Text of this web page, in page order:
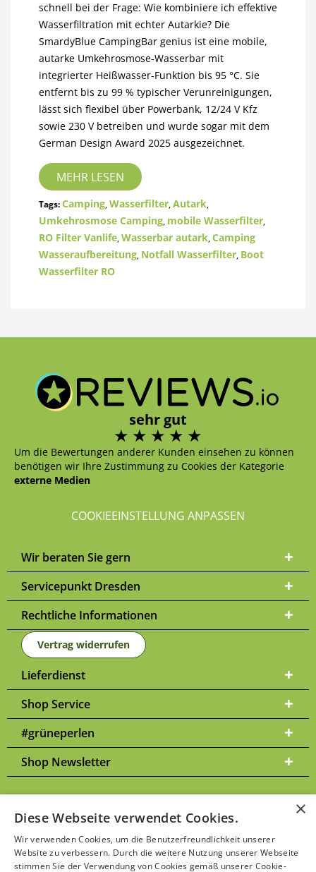
schnell bei der Frage: Wie kombiniere ich effektive
Wasserfiltration mit echter Autarkie? Die
SmardyBlue CampingBar genius ist eine mobile,
autarke Umkehrosmose-Wasserbar mit
integrierter Heißwasser-Funktion bis 95 °C. Sie
entfernt bis zu 99 % typischer Verunreinigungen,
lässt sich flexibel über Powerbank, 12/24 V Kfz
sowie 230 V betreiben und wurde sogar mit dem
German Design Award 2025 ausgezeichnet.
MEHR LESEN
Tags:Camping,Wasserfilter,Autark,
Umkehrosmose Camping, mobile Wasserfilter,
RO Filter Vanlife,Wasserbar autark,Camping
Wasseraufbereitung, Notfall Wasserfilter, Boot
Wasserfilter RO
sehr gut
Um die Bewertungen anderer Kunden einsehen zu können
benötigen wir Ihre Zustimmung zu Cookies der Kategorie
externe Medien
COOKIEEINSTELLUNG ANPASSEN
Wir beraten Sie gern
Servicepunkt Dresden
Rechtliche Informationen
Vertrag widerrufen
Lieferdienst
Shop Service
#grüneperlen
Shop Newsletter
* Alle Preise inkl. gesetzl. Mehrwertsteuer zzgl. Versandkosten
ggf. Nachnahmegebühren, wenn nicht anders beschrieben | Bitte
beachten Sie unsereDatenschutzerklärung
×
Diese Webseite verwendet Cookies.
Wir verwenden Cookies, um die Benutzerfreundlichkeit unserer
Website zu verbessern. Durch die weitere Nutzung unserer Webseite
stimmen Sie der Verwendung von Cookies gemäß unserer Cookie-